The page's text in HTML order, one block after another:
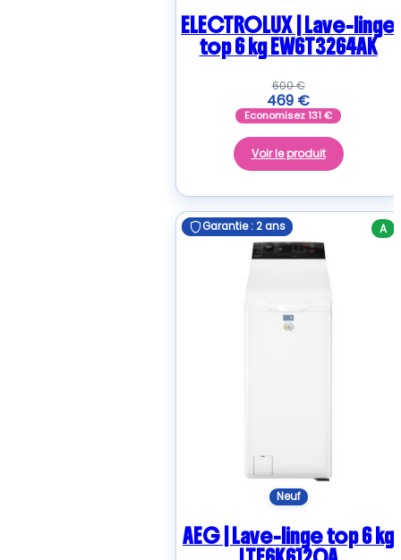
ELECTROLUX | Lave-linge
top 6 kg EW6T3264AK
600€
469 €
Economisez131€
Voir le produit
A
Garantie : 2 ans
Neuf
Garantie : 2 ans
AEG | Lave-linge top 6 kg